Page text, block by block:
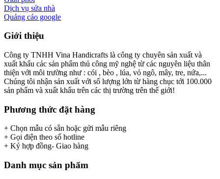
Dịch vụ sửa nhà
Quảng cáo google
Giới thiệu
Công ty TNHH Vina Handicrafts là công ty chuyên sản xuất và
xuất khẩu các sản phẩm thủ công mỹ nghệ từ các nguyên liệu thân
thiện với môi trường như : cói , bèo , lúa, vỏ ngô, mây, tre, nứa,...
Chúng tôi nhận sản xuất với số lượng lớn từ hàng chục tới 100.000
sản phẩm và xuất khẩu trên các thị trường trên thế giới!
Phương thức đặt hàng
+ Chọn mẫu có sẵn hoặc gửi mẫu riêng
+ Gọi điện theo số hotline
+ Ký hợp đồng- Giao hàng
Danh mục sản phẩm